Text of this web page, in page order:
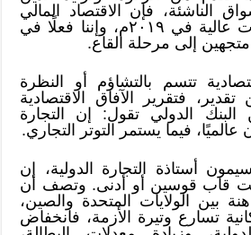
الناشئة، فإن الاقتصاد المالي
العالمي يواجه تحديات عالية في ٢٠١٩م، وإننا فعلًا في
إلى مرحلة القاع.
تتسم بالتشاؤم أو النظرة
فتقرير الآفاق الاقتصادية
البنك الدولي تقول: إن التجارة
عالميًا، فيما يستمر التوتر التجاري.
أستاذة التجارة الدولية، إن
باتت قاب قوسين أو أدنى. وتصف أن
بين الولايات المتحدة والصين،
تسارع وتيرة الأزمة، فانخفاض